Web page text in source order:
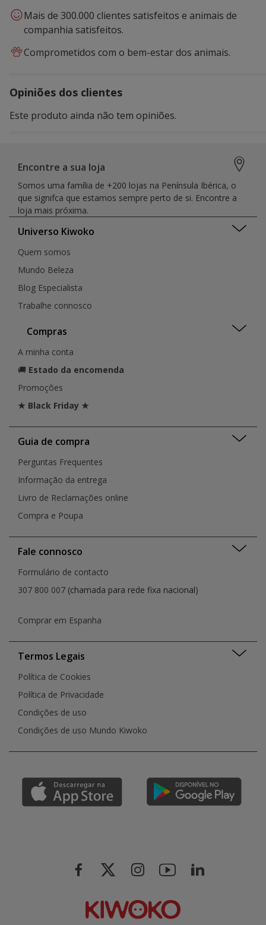
Mais de 300.000 clientes satisfeitos e animais de
companhia satisfeitos.
Comprometidos com o bem-estar dos animais.
Opiniões dos clientes
Este produto ainda não tem opiniões.
Encontre a sua loja
Somos uma família de +200 lojas na Península Ibérica, o
que signifca que estamos sempre perto de si. Encontre a
loja mais próxima.
Universo Kiwoko
Quem somos
Mundo Beleza
Blog Especialista
Trabalhe connosco
Compras
A minha conta
🚚 Estado da encomenda
Promoções
★ Black Friday ★
Guia de compra
Perguntas Frequentes
Informação da entrega
Livro de Reclamações online
Compra e Poupa
Fale connosco
Formulário de contacto
307 800 007 (chamada para rede fixa nacional)
Comprar em Espanha
Termos Legais
Política de Cookies
Política de Privacidade
Condições de uso
Condições de uso Mundo Kiwoko